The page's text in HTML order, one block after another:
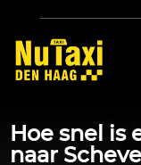
Hoe snel is
naar